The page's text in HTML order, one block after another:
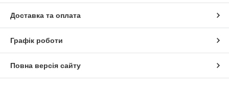
Доставка та оплата
Графік роботи
Повна версія сайту